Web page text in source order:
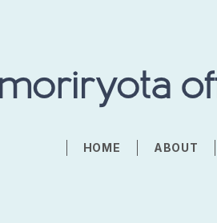
HOME ABOUT